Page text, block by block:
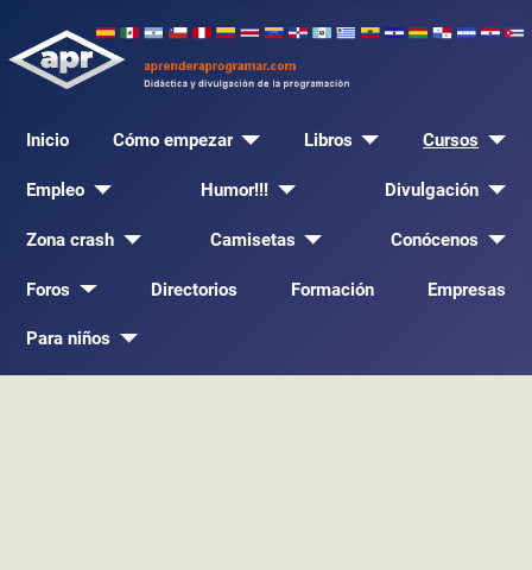
Inicio Cómo empezar Libros Cursos
Empleo Humor!!! Divulgación
Zona crash Camisetas Conócenos
Foros Directorios Formación Empresas
Para niños